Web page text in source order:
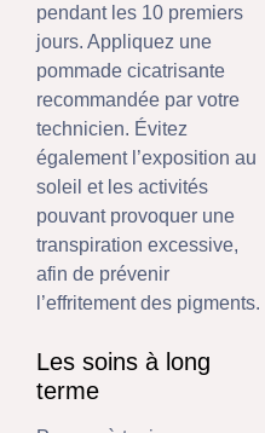
pendant les 10 premiers
jours. Appliquez une
pommade cicatrisante
recommandée par votre
technicien. Évitez
également l’exposition au
soleil et les activités
pouvant provoquer une
transpiration excessive,
afin de prévenir
l’effritement des pigments.
Les soins à long
terme